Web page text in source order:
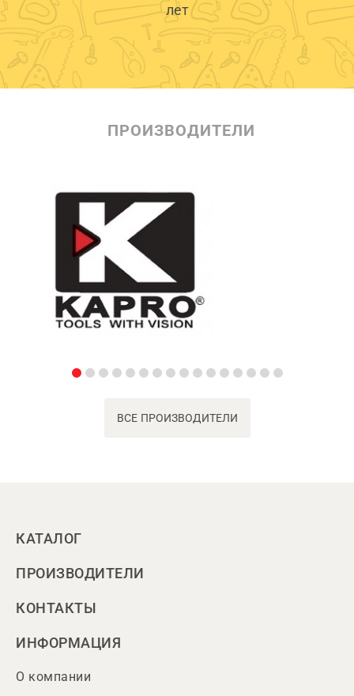
лет
ПРОИЗВОДИТЕЛИ
ВСЕ ПРОИЗВОДИТЕЛИ
КАТАЛОГ
ПРОИЗВОДИТЕЛИ
КОНТАКТЫ
ИНФОРМАЦИЯ
О компании